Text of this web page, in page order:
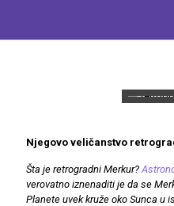
Njegovo veličanstvo
Šta je retrogradni Merkur?
verovatno iznenaditi je da se
Planete uvek kruže oko Sunca u